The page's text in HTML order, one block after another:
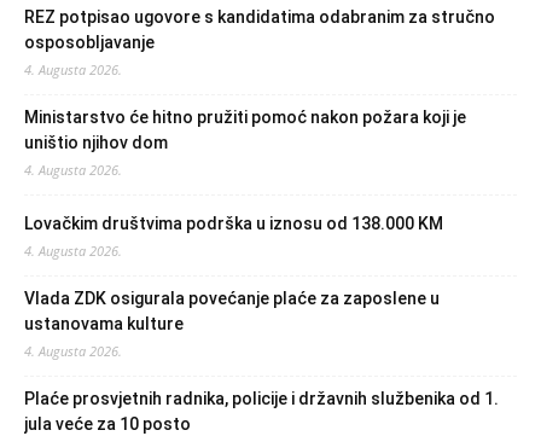
REZ potpisao ugovore s kandidatima odabranim za stručno
osposobljavanje
4. Augusta 2026.
Ministarstvo će hitno pružiti pomoć nakon požara koji je
uništio njihov dom
4. Augusta 2026.
Lovačkim društvima podrška u iznosu od 138.000 KM
4. Augusta 2026.
Vlada ZDK osigurala povećanje plaće za zaposlene u
ustanovama kulture
4. Augusta 2026.
Plaće prosvjetnih radnika, policije i državnih službenika od 1.
jula veće za 10 posto